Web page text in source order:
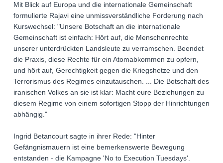
Mit Blick auf Europa und die internationale Gemeinschaft
formulierte Rajavi eine unmissverständliche Forderung nach
Kurswechsel: "Unsere Botschaft an die internationale
Gemeinschaft ist einfach: Hört auf, die Menschenrechte
unserer unterdrückten Landsleute zu verramschen. Beendet
die Praxis, diese Rechte für ein Atomabkommen zu opfern,
und hört auf, Gerechtigkeit gegen die Kriegshetze und den
Terrorismus des Regimes einzutauschen. ... Die Botschaft des
iranischen Volkes an sie ist klar: Macht eure Beziehungen zu
diesem Regime von einem sofortigen Stopp der Hinrichtungen
abhängig."
Ingrid Betancourt sagte in ihrer Rede: "Hinter
Gefängnismauern ist eine bemerkenswerte Bewegung
entstanden - die Kampagne 'No to Execution Tuesdays'.